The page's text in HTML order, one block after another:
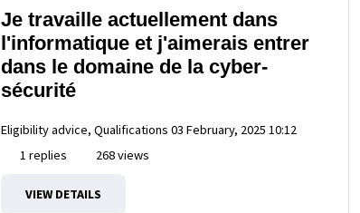
Je travaille actuellement dans
l'informatique et j'aimerais entrer
dans le domaine de la cyber-
sécurité
Eligibility advice, Qualifications 03 February, 2025 10:12
1 replies
268 views
VIEW DETAILS